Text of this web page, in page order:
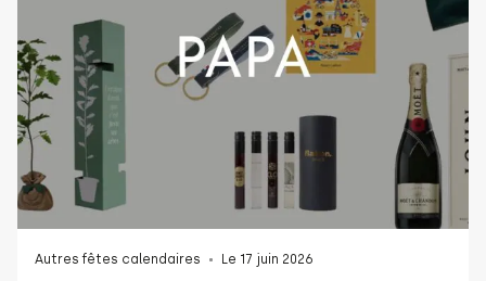
Autres fêtes calendaires Le 17 juin 2026